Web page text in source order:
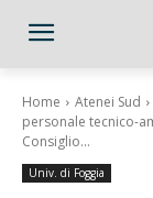
Home Atenei Sud
personale tecnico-
Consiglio...
Univ. di Foggia